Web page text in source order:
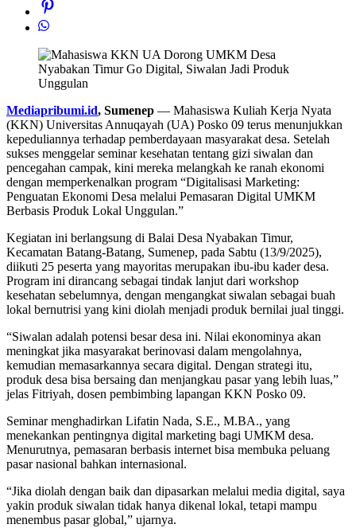
Mediapribumi.id, Sumenep — Mahasiswa Kuliah Kerja Nyata
(KKN) Universitas Annuqayah (UA) Posko 09 terus menunjukkan
kepeduliannya terhadap pemberdayaan masyarakat desa. Setelah
sukses menggelar seminar kesehatan tentang gizi siwalan dan
pencegahan campak, kini mereka melangkah ke ranah ekonomi
dengan memperkenalkan program “Digitalisasi Marketing:
Penguatan Ekonomi Desa melalui Pemasaran Digital UMKM
Berbasis Produk Lokal Unggulan.”
Kegiatan ini berlangsung di Balai Desa Nyabakan Timur,
Kecamatan Batang-Batang, Sumenep, pada Sabtu (13/9/2025),
diikuti 25 peserta yang mayoritas merupakan ibu-ibu kader desa.
Program ini dirancang sebagai tindak lanjut dari workshop
kesehatan sebelumnya, dengan mengangkat siwalan sebagai buah
lokal bernutrisi yang kini diolah menjadi produk bernilai jual tinggi.
“Siwalan adalah potensi besar desa ini. Nilai ekonominya akan
meningkat jika masyarakat berinovasi dalam mengolahnya,
kemudian memasarkannya secara digital. Dengan strategi itu,
produk desa bisa bersaing dan menjangkau pasar yang lebih luas,”
jelas Fitriyah, dosen pembimbing lapangan KKN Posko 09.
Seminar menghadirkan Lifatin Nada, S.E., M.BA., yang
menekankan pentingnya digital marketing bagi UMKM desa.
Menurutnya, pemasaran berbasis internet bisa membuka peluang
pasar nasional bahkan internasional.
“Jika diolah dengan baik dan dipasarkan melalui media digital, saya
yakin produk siwalan tidak hanya dikenal lokal, tetapi mampu
menembus pasar global,” ujarnya.